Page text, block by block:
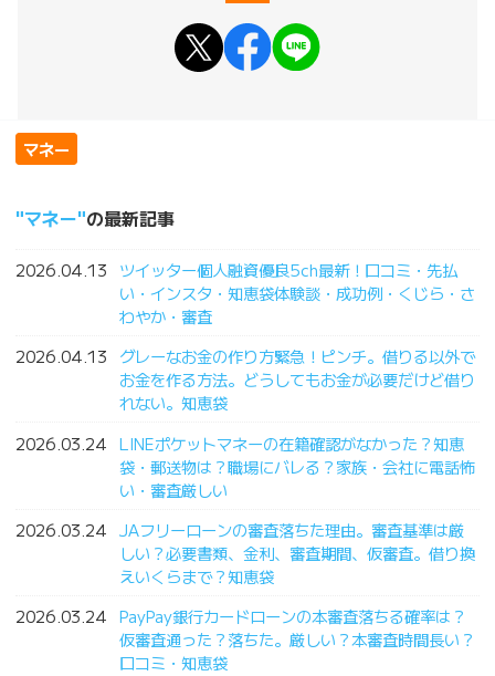
マネー
マネー の最新記事
2026.04.13
ツイッター個人融資優良5ch最新！口コミ・先払
い・インスタ・知恵袋体験談・成功例・くじら・さ
わやか・審査
2026.04.13
グレーなお金の作り方緊急！ピンチ。借りる以外で
お金を作る方法。どうしてもお金が必要だけど借り
れない。知恵袋
2026.03.24 LINEポケットマネーの在籍確認がなかった？知恵
袋・郵送物は？職場にバレる？家族・会社に電話怖
い・審査厳しい
2026.03.24 JAフリーローンの審査落ちた理由。審査基準は厳
しい？必要書類、金利、審査期間、仮審査。借り換
えいくらまで？知恵袋
2026.03.24 PayPay銀行カードローンの本審査落ちる確率は？
仮審査通った？落ちた。厳しい？本審査時間長い？
口コミ・知恵袋